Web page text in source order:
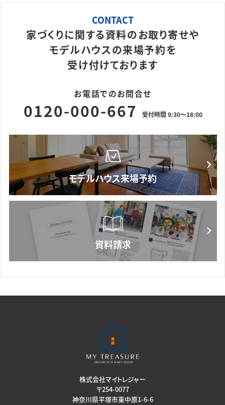
CONTACT
家づくりに関する資料のお取り寄せや
モデルハウスの来場予約を
受け付けております
お電話でのお問合せ
0120-000-667 受付時間 9:30～18:00
株式会社マイトレジャー
〒254-0077
神奈川県平塚市東中原1-6-6